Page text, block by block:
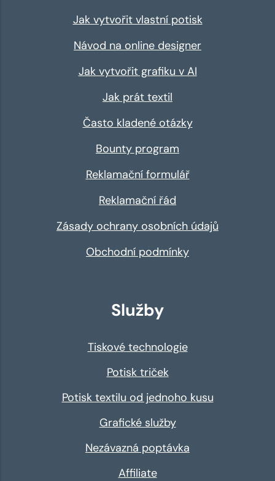
Jak vytvořit vlastní potisk
Návod na online designer
Jak vytvořit grafiku v AI
Jak prát textil
Často kladené otázky
Bounty program
Reklamační formulář
Reklamační řád
Zásady ochrany osobních údajů
Obchodní podmínky
Služby
Tiskové technologie
Potisk triček
Potisk textilu od jednoho kusu
Grafické služby
Nezávazná poptávka
Affiliate